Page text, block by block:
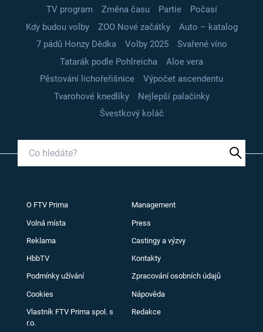
TV program
Změna času Partie
Počasí
Kdy budou volby
ZOO Nové začátky
Auto – katalog
7 pádů Honzy Dědka
Volby 2025
Svařené víno
Tatarák podle Pohlreicha
Aloe vera
Pěstování lichořeřišnice
Výpočet ascendentu
Tvarohové knedlíky
Nejlepší palačinky
Švestkový koláč
O FTV Prima Management
Volná místa Press
Reklama Castingy a výzvy
HbbTV Kontakty
Podmínky užívání Zpracování osobních údajů
Cookies Nápověda
Vlastník FTV Prima spol. s
r.o.
Redakce